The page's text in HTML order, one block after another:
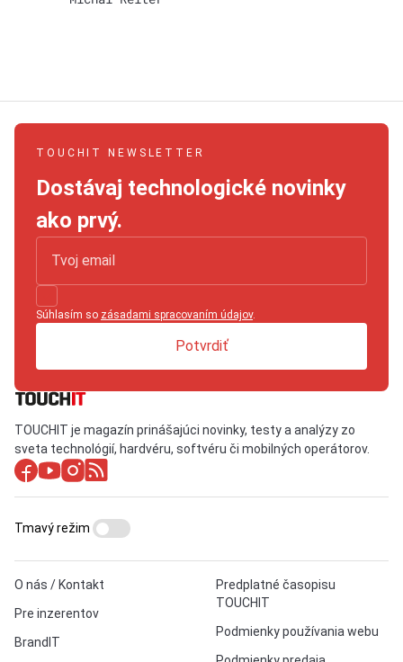
TOUCHIT NEWSLETTER
Dostávaj technologické novinky
ako prvý.
Súhlasím so zásadami spracovaním údajov.
Potvrdiť
TOUCHIT je magazín prinášajúci novinky, testy a analýzy zo
sveta technológií, hardvéru, softvéru či mobilných operátorov.
O nás / Kontakt
Pre inzerentov
BrandIT
Predplatné časopisu
TOUCHIT
Podmienky používania webu
Tmavý režim